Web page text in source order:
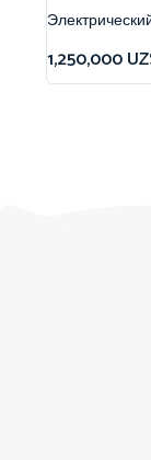
1,250,000